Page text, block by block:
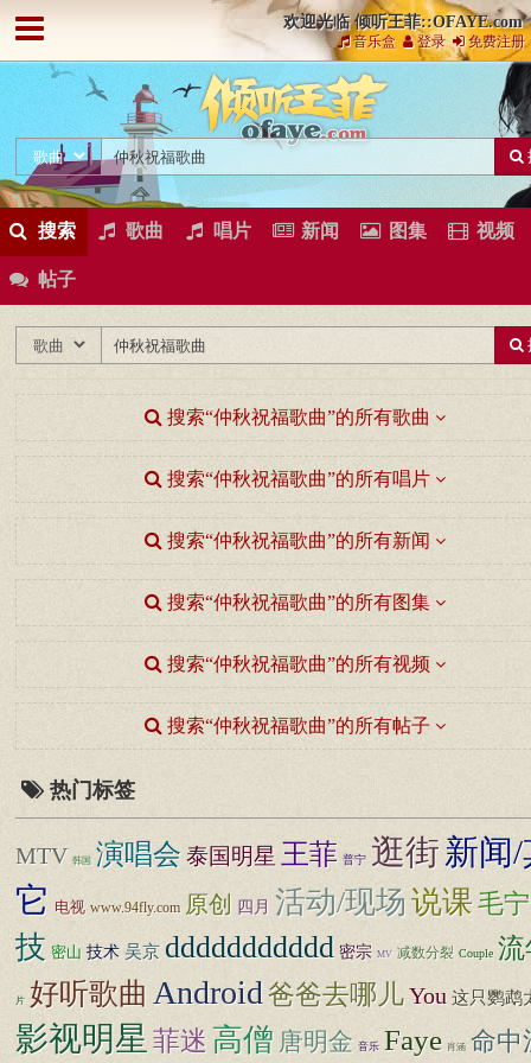
欢迎光临 倾听王菲::OFAYE.com
音乐盒 登录 免费注册
搜索 歌曲 唱片 新闻 图集 视频
帖子
搜索“仲秋祝福歌曲”的所有歌曲
搜索“仲秋祝福歌曲”的所有唱片
搜索“仲秋祝福歌曲”的所有新闻
搜索“仲秋祝福歌曲”的所有图集
搜索“仲秋祝福歌曲”的所有视频
搜索“仲秋祝福歌曲”的所有帖子
热门标签
MTV 韩国 演唱会 泰国明星 王菲 普宁 逛街新闻/
它 电视 www.94fly.com 原创 四月 活动/现场说课毛宁
技 密山 技术 吴京 ddddddddddd 密宗 MV 减数分裂 Couple 流
片 好听歌曲 Android爸爸去哪儿You 这只鹦鹉
影视明星 菲迷 高僧 唐明金 音乐 Faye 肖涵 命中